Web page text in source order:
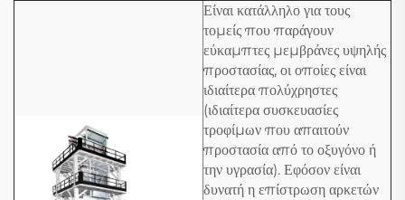
Είναι κατάλληλο για τους
τομείς που παράγουν
εύκαμπτες μεμβράνες υψηλής
προστασίας, οι οποίες είναι
ιδιαίτερα πολύχρηστες
(ιδιαίτερα συσκευασίες
τροφίμων που απαιτούν
προστασία από το οξυγόνο ή
την υγρασία). Εφόσον είναι
δυνατή η επίστρωση αρκετών